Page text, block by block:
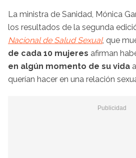
La ministra de Sanidad, Mónica
los resultados de la segunda
Nacional de Salud Sexual, que
de cada 10 mujeres afirman
en algún momento de su vida
querían hacer en una relación